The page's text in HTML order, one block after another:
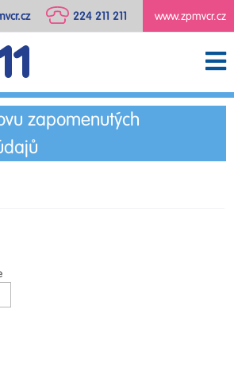
www.zpmvcr.cz
224 211 211
zapomenutých